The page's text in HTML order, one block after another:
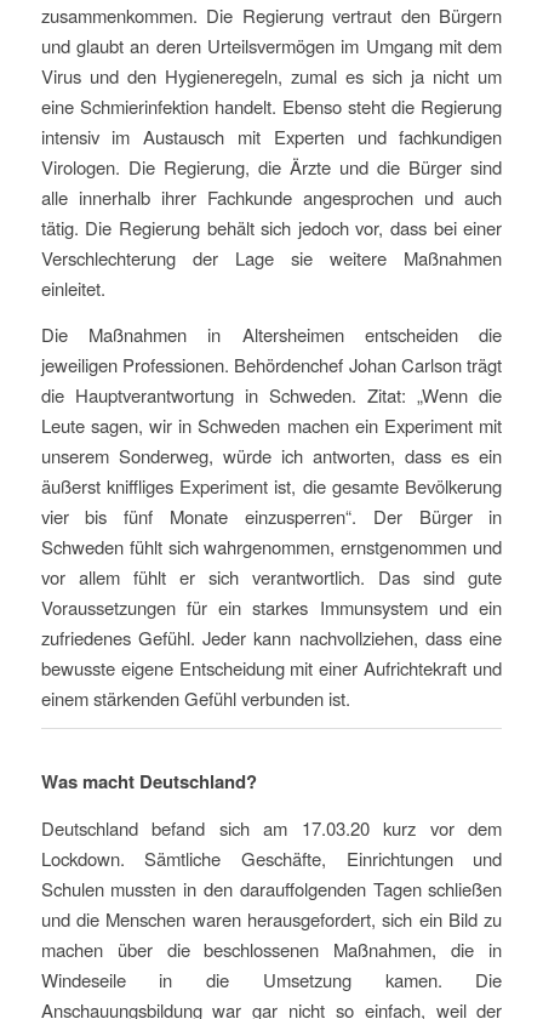
zusammenkommen. Die Regierung vertraut den Bürgern
und glaubt an deren Urteilsvermögen im Umgang mit dem
Virus und den Hygieneregeln, zumal es sich ja nicht um
eine Schmierinfektion handelt. Ebenso steht die Regierung
intensiv im Austausch mit Experten und fachkundigen
Virologen. Die Regierung, die Ärzte und die Bürger sind
alle innerhalb ihrer Fachkunde angesprochen und auch
tätig. Die Regierung behält sich jedoch vor, dass bei einer
Verschlechterung der Lage sie weitere Maßnahmen
einleitet.
Die Maßnahmen in Altersheimen entscheiden die
jeweiligen Professionen. Behördenchef Johan Carlson trägt
die Hauptverantwortung in Schweden. Zitat: „Wenn die
Leute sagen, wir in Schweden machen ein Experiment mit
unserem Sonderweg, würde ich antworten, dass es ein
äußerst kniffliges Experiment ist, die gesamte Bevölkerung
vier bis fünf Monate einzusperren“. Der Bürger in
Schweden fühlt sich wahrgenommen, ernstgenommen und
vor allem fühlt er sich verantwortlich. Das sind gute
Voraussetzungen für ein starkes Immunsystem und ein
zufriedenes Gefühl. Jeder kann nachvollziehen, dass eine
bewusste eigene Entscheidung mit einer Aufrichtekraft und
einem stärkenden Gefühl verbunden ist.
Was macht Deutschland?
Deutschland befand sich am 17.03.20 kurz vor dem
Lockdown. Sämtliche Geschäfte, Einrichtungen und
Schulen mussten in den darauffolgenden Tagen schließen
und die Menschen waren herausgefordert, sich ein Bild zu
machen über die beschlossenen Maßnahmen, die in
Windeseile in die Umsetzung kamen. Die
Anschauungsbildung war gar nicht so einfach, weil der